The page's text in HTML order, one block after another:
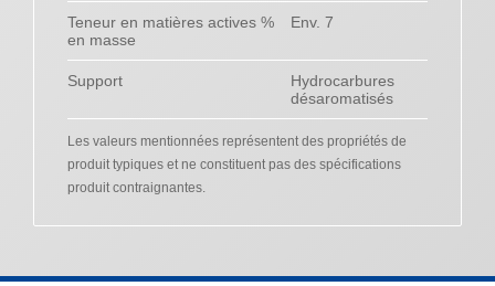
Teneur en matières actives %
en masse
Env. 7
Support
Hydrocarbures
désaromatisés
Les valeurs mentionnées représentent des propriétés de
produit typiques et ne constituent pas des spécifications
produit contraignantes.